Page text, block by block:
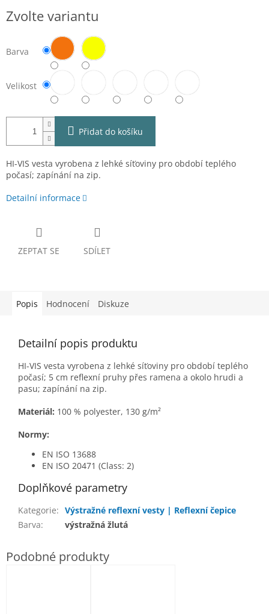
cena:
Zvolte variantu
Barva
Velikost
Přidat do košíku
HI-VIS vesta vyrobena z lehké síťoviny pro období teplého
počasí; zapínání na zip.
Detailní informace
ZEPTAT SE SDÍLET
Popis Hodnocení Diskuze
Detailní popis produktu
HI-VIS vesta vyrobena z lehké síťoviny pro období teplého
počasí; 5 cm reflexní pruhy přes ramena a okolo hrudi a
pasu; zapínání na zip.
Materiál: 100 % polyester, 130 g/m²
Normy:
EN ISO 13688
EN ISO 20471 (Class: 2)
Doplňkové parametry
Kategorie: Výstražné reflexní vesty | Reflexní čepice
Barva: výstražná žlutá